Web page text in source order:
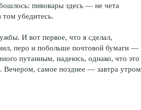
пивовары здесь — не чета
убедитесь.
И вот первое, что я сделал,
перо и побольше почтовой бумаги —
путанным, надеюсь, однако, что это
Вечером, самое позднее — завтра утром